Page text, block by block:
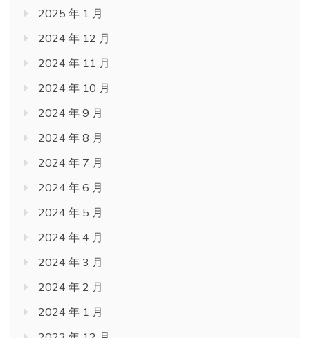
2025 年 1 月
2024 年 12 月
2024 年 11 月
2024 年 10 月
2024 年 9 月
2024 年 8 月
2024 年 7 月
2024 年 6 月
2024 年 5 月
2024 年 4 月
2024 年 3 月
2024 年 2 月
2024 年 1 月